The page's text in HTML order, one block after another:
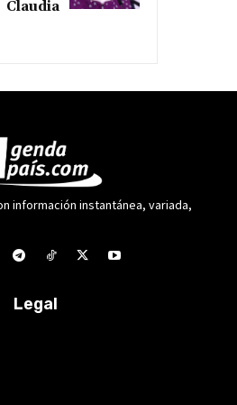
información instantánea, variada,
Legal